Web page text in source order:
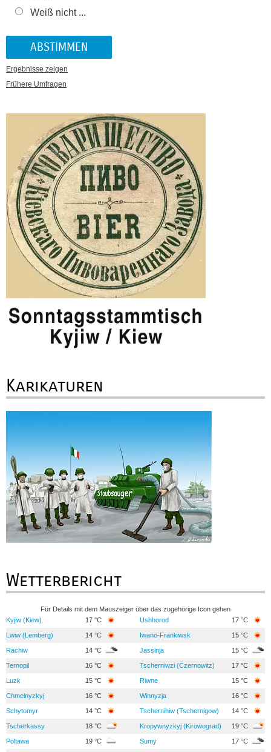
Weiß nicht ...
Ergebnisse zeigen
Frühere Umfragen
Karikaturen
Wetterbericht
Für Details mit dem Mauszeiger über das zugehörige Icon gehen
Kyjiw (Kiew)
17 °C Ushhorod 17 °C
Lwiw (Lemberg) 14 °C Iwano-Frankiwsk 15 °C
Rachiw 14 °C Jassinja 15 °C
Ternopil 16 °C Tscherniwzi (Czernowitz) 17 °C
Luzk 15 °C Riwne 15 °C
Chmelnyzkyj 16 °C Winnyzja 16 °C
Schytomyr 14 °C Tschernihiw (Tschernigow) 14 °C
Tscherkassy 18 °C Kropywnyzkyj (Kirowograd) 19 °C
Poltawa 19 °C Sumy 17 °C